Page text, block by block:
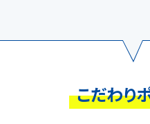
こだわり